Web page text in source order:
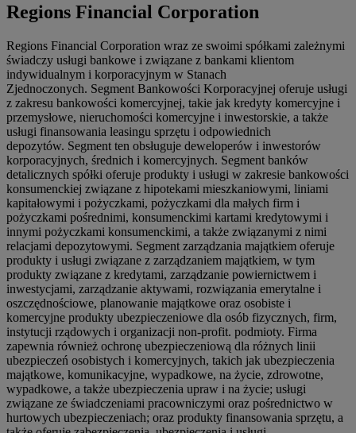
Regions Financial Corporation
Regions Financial Corporation wraz ze swoimi spółkami zależnymi
świadczy usługi bankowe i związane z bankami klientom
indywidualnym i korporacyjnym w Stanach
Zjednoczonych. Segment Bankowości Korporacyjnej oferuje usługi
z zakresu bankowości komercyjnej, takie jak kredyty komercyjne i
przemysłowe, nieruchomości komercyjne i inwestorskie, a także
usługi finansowania leasingu sprzętu i odpowiednich
depozytów. Segment ten obsługuje deweloperów i inwestorów
korporacyjnych, średnich i komercyjnych. Segment banków
detalicznych spółki oferuje produkty i usługi w zakresie bankowości
konsumenckiej związane z hipotekami mieszkaniowymi, liniami
kapitałowymi i pożyczkami, pożyczkami dla małych firm i
pożyczkami pośrednimi, konsumenckimi kartami kredytowymi i
innymi pożyczkami konsumenckimi, a także związanymi z nimi
relacjami depozytowymi. Segment zarządzania majątkiem oferuje
produkty i usługi związane z zarządzaniem majątkiem, w tym
produkty związane z kredytami, zarządzanie powiernictwem i
inwestycjami, zarządzanie aktywami, rozwiązania emerytalne i
oszczędnościowe, planowanie majątkowe oraz osobiste i
komercyjne produkty ubezpieczeniowe dla osób fizycznych, firm,
instytucji rządowych i organizacji non-profit. podmioty. Firma
zapewnia również ochronę ubezpieczeniową dla różnych linii
ubezpieczeń osobistych i komercyjnych, takich jak ubezpieczenia
majątkowe, komunikacyjne, wypadkowe, na życie, zdrowotne,
wypadkowe, a także ubezpieczenia upraw i na życie; usługi
związane ze świadczeniami pracowniczymi oraz pośrednictwo w
hurtowych ubezpieczeniach; oraz produkty finansowania sprzętu, a